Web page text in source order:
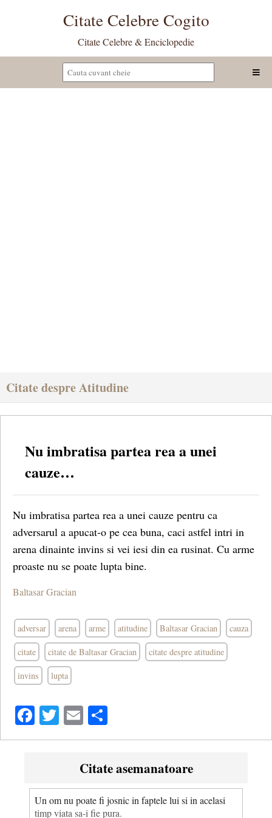
Citate Celebre Cogito
Citate Celebre & Enciclopedie
Citate despre Atitudine
Nu imbratisa partea rea a unei
cauze…
Nu imbratisa partea rea a unei cauze pentru ca
adversarul a apucat-o pe cea buna, caci astfel intri in
arena dinainte invins si vei iesi din ea rusinat. Cu arme
proaste nu se poate lupta bine.
Baltasar Gracian
adversar arena arme atitudine Baltasar Gracian cauza
citate citate de Baltasar Gracian citate despre atitudine
invins lupta
Facebook
Twitter
Email
Citate asemanatoare
Un om nu poate fi josnic in faptele lui si in acelasi
timp viata sa-i fie pura.